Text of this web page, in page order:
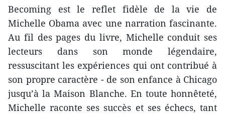
Becoming est le reflet fidèle de la vie de
Michelle Obama avec une narration fascinante.
Au fil des pages du livre, Michelle conduit ses
lecteurs dans son monde légendaire,
ressuscitant les expériences qui ont contribué à
son propre caractère - de son enfance à Chicago
jusqu’à la Maison Blanche. En toute honnêteté,
Michelle raconte ses succès et ses échecs, tant